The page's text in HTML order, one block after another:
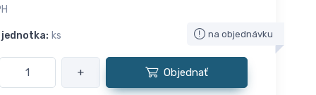
ks na objednávku
+ Objednať